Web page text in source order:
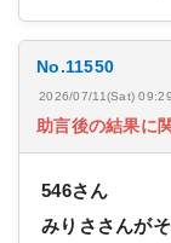
No.11550
2026/07/11(Sat) 09:29
助言後の結果に
546さん
みりささんが